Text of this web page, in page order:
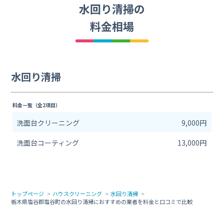
水回り清掃の
料金相場
水回り清掃
料金一覧（全2項目）
洗面台クリーニング
9,000円
洗面台コーティング
13,000円
トップページ ハウスクリーニング
水回り清掃
栃木県塩谷郡塩谷町の水回り清掃におすすめの業者を料金と口コミで比較